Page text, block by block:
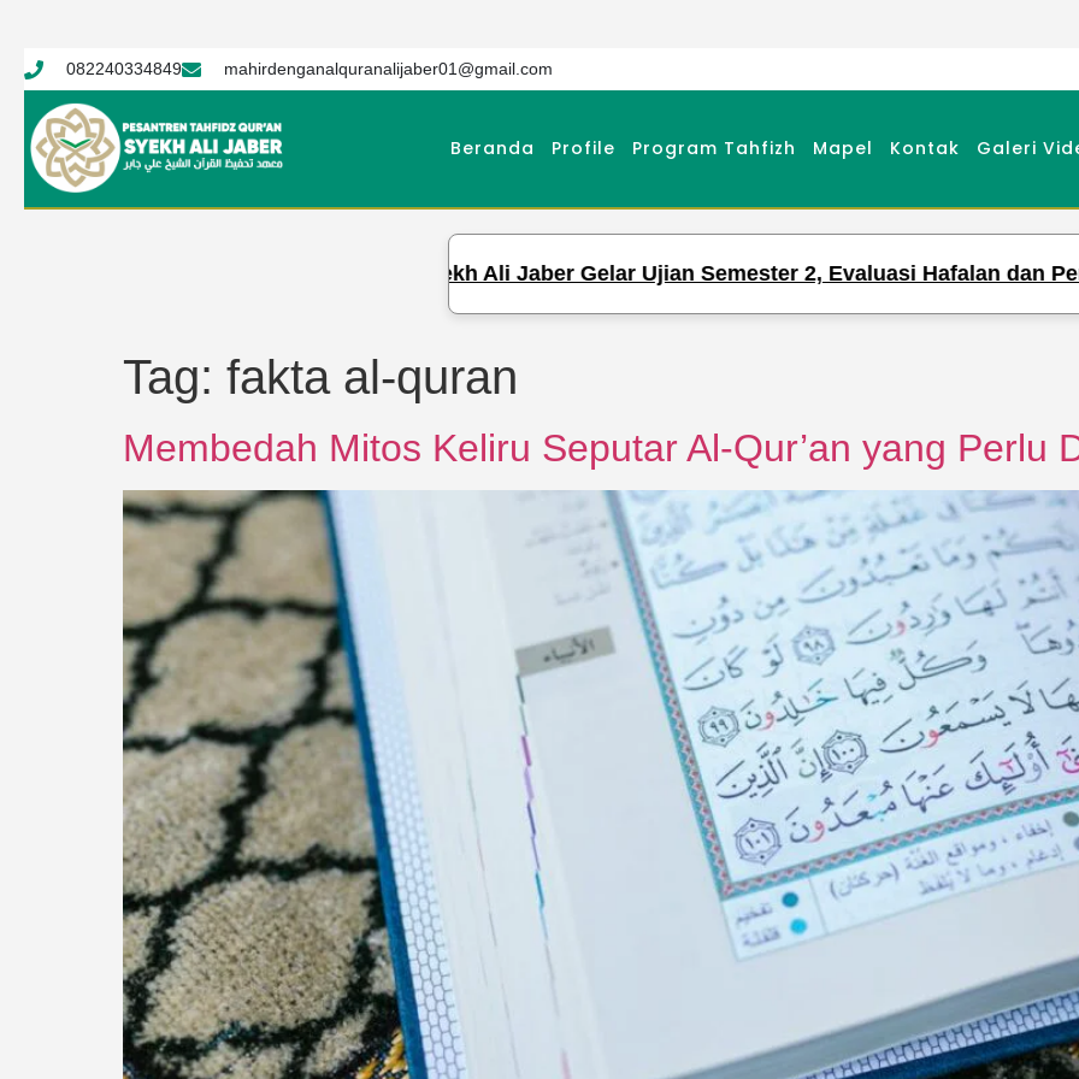
082240334849 mahirdenganalquranalijaber01@gmail.com
Beranda Profile Program Tahfizh Mapel Kontak Galeri
PTQ Syekh Ali Jaber Gelar Ujian Semester 2, Evaluasi Hafalan dan
Tag: fakta al-quran
Membedah Mitos Keliru Seputar Al-Qur’an yang Perlu